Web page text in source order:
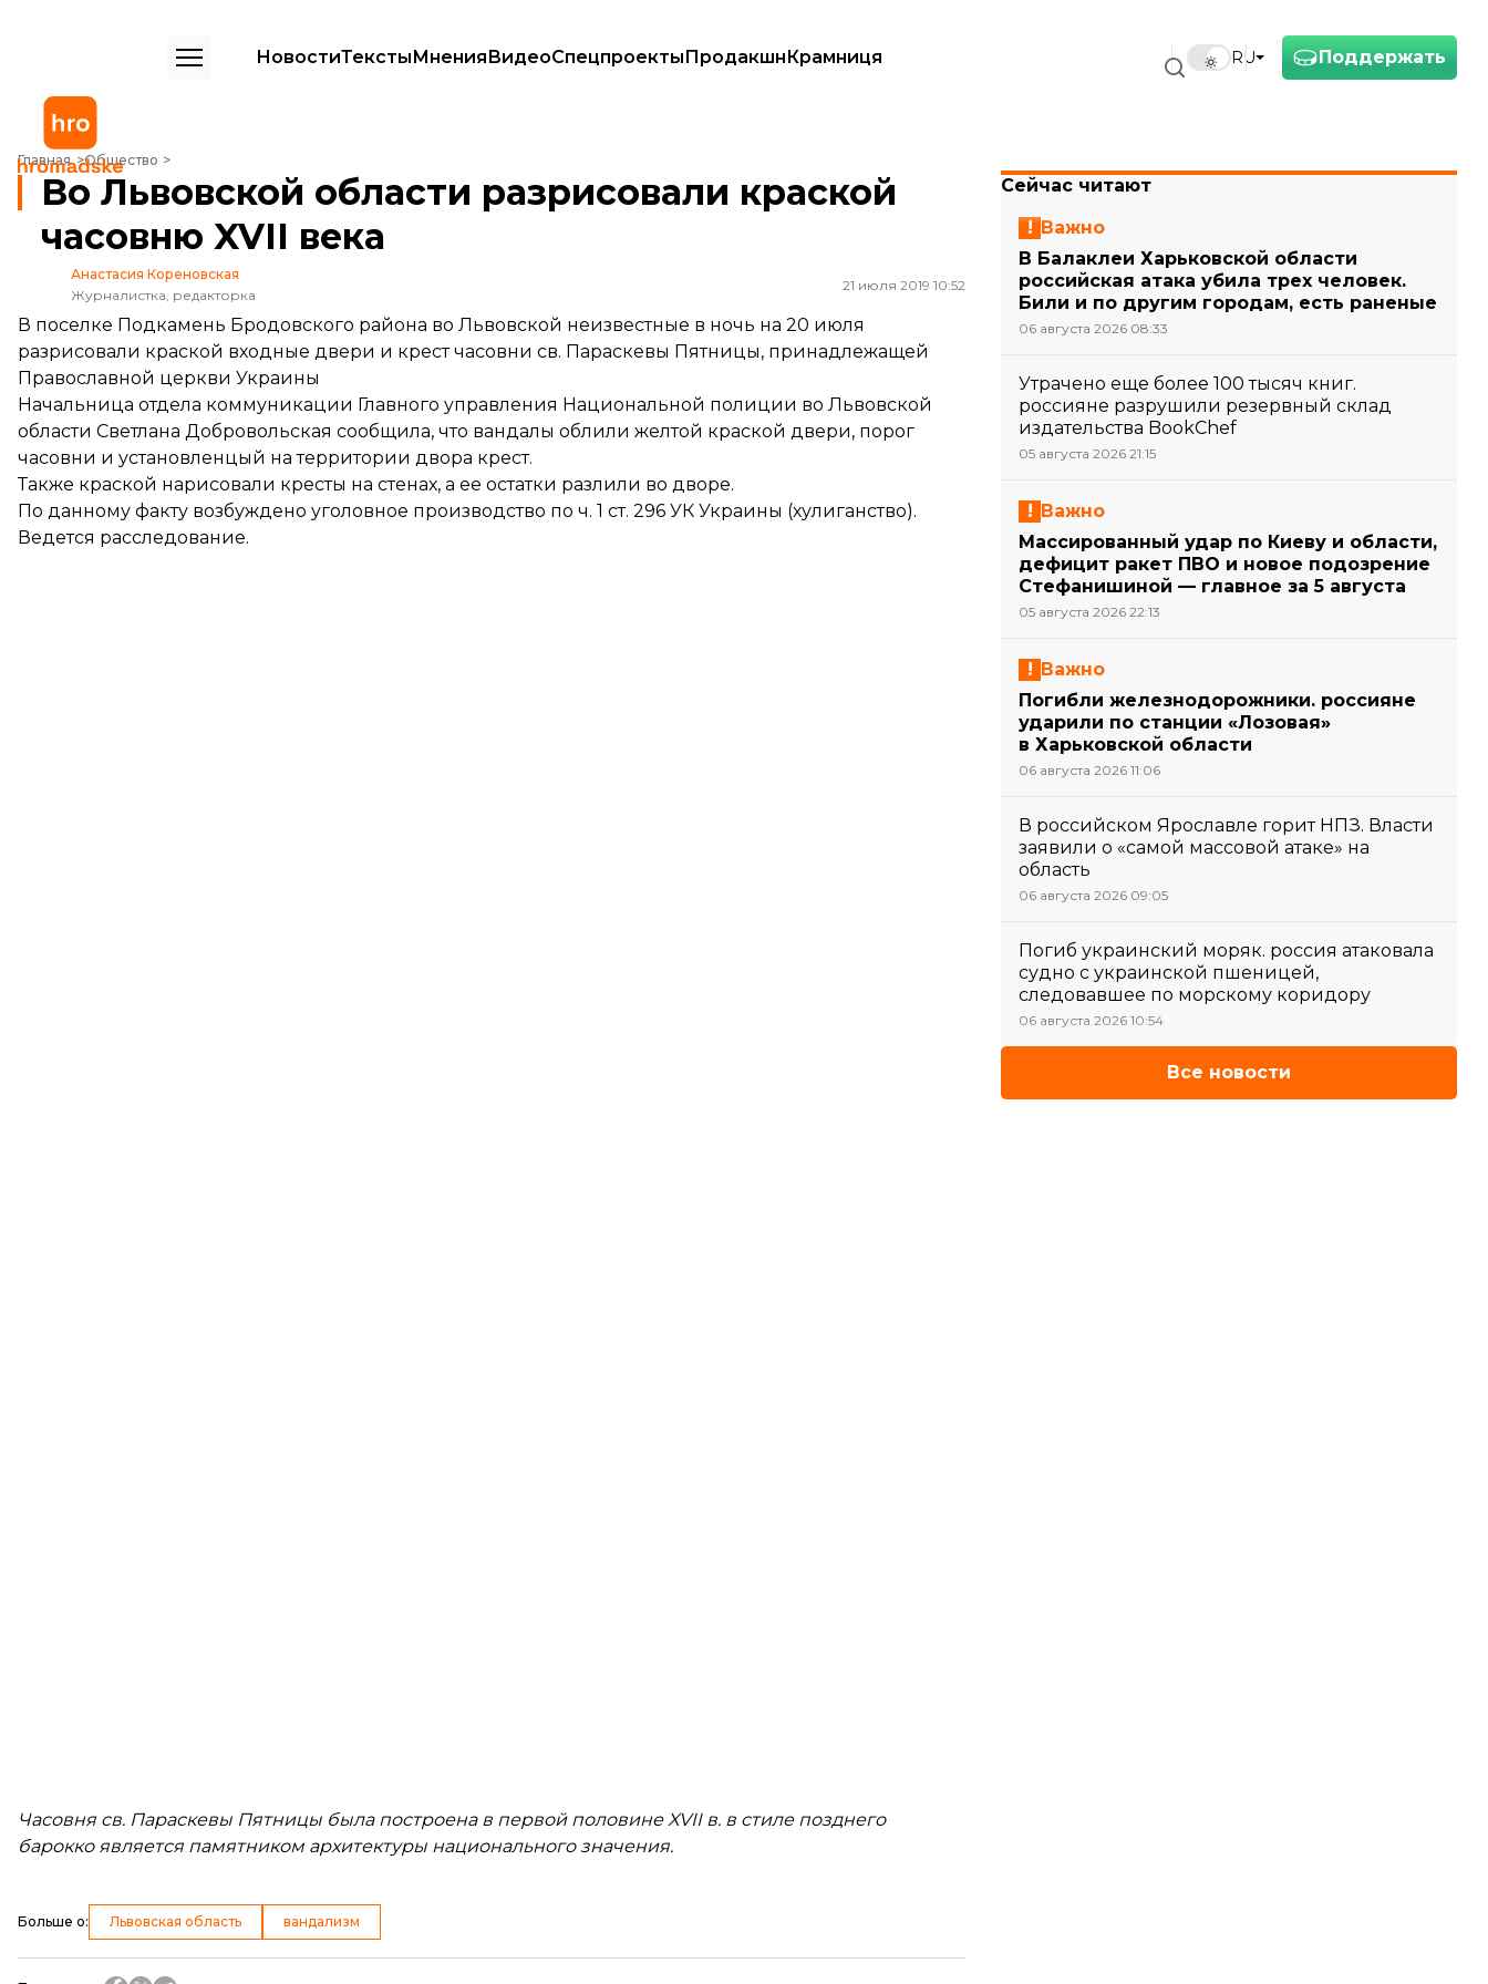
Поддержать
RU
НовостиТекстыМненияВидеоСпецпроектыПродакшнКрамниця
Главная Общество
Во Львовской области разрисовали краской часовню XVII века
Во Львовской области разрисовали краской
часовню XVII века
Анастасия Кореновская
Журналистка, редакторка
21 июля 2019 10:52
В поселке Подкамень Бродовского района во Львовской неизвестные в ночь на 20 июля
разрисовали краской входные двери и крест часовни св. Параскевы Пятницы, принадлежащей
Православной церкви Украины
Начальница отдела коммуникации Главного управления Национальной полиции во Львовской
области Светлана Добровольская сообщила, что вандалы облили желтой краской двери, порог
часовни и установленцый на территории двора крест.
Также краской нарисовали кресты на стенах, а ее остатки разлили во дворе.
По данному факту возбуждено уголовное производство по ч. 1 ст. 296 УК Украины (хулиганство).
Ведется расследование.
Часовня св. Параскевы Пятницы была построена в первой половине XVII в. в стиле позднего
барокко является памятником архитектуры национального значения.
Больше о: Львовская область вандализм
Сейчас читают
Важно
В Балаклеи Харьковской области
российская атака убила трех человек.
Били и по другим городам, есть раненые
06 августа 2026 08:33
Утрачено еще более 100 тысяч книг.
россияне разрушили резервный склад
издательства BookChef
05 августа 2026 21:15
Важно
Массированный удар по Киеву и области,
дефицит ракет ПВО и новое подозрение
Стефанишиной — главное за 5 августа
05 августа 2026 22:13
Важно
Погибли железнодорожники. россияне
ударили по станции «Лозовая»
в Харьковской области
06 августа 2026 11:06
В российском Ярославле горит НПЗ. Власти
заявили о «самой массовой атаке» на
область
06 августа 2026 09:05
Погиб украинский моряк. россия атаковала
судно с украинской пшеницей,
следовавшее по морскому коридору
06 августа 2026 10:54
Все новости